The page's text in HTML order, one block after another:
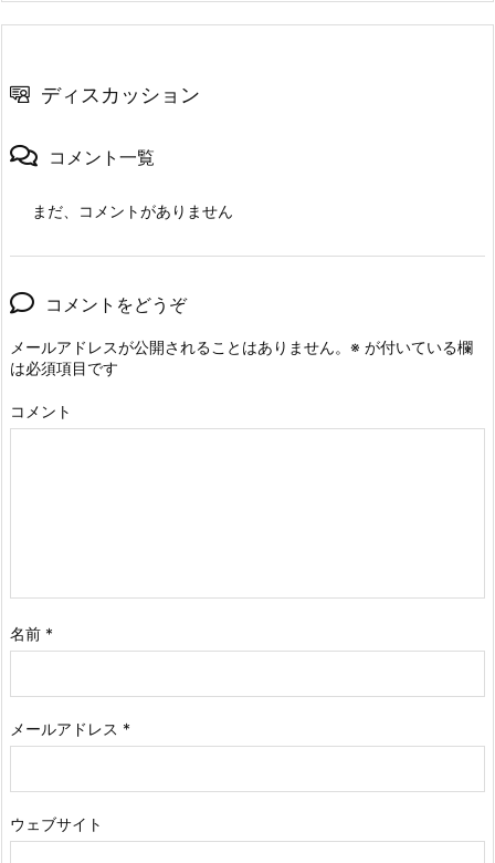
ディスカッション
コメント一覧
まだ、コメントがありません
コメントをどうぞ
メールアドレスが公開されることはありません。 ※ が付いている欄
は必須項目です
コメント
名前 *
メールアドレス *
ウェブサイト